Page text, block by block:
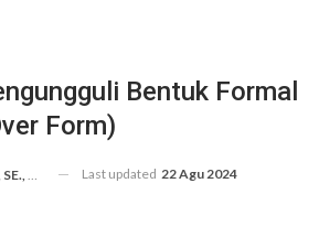
Bentuk Formal
Form)
M.Si Last updated 22 Agu 2024